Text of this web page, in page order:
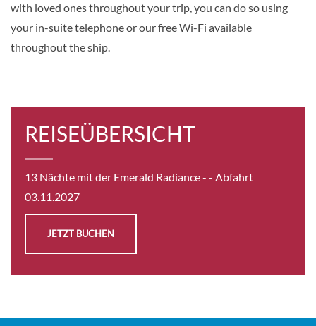
Suite
AUSWÄHLEN
ANFRAGEN
Panorama Balcony Suite-[C]
with loved ones throughout your trip, you can do so using
your in-suite telephone or our free Wi-Fi available
throughout the ship.
REISEÜBERSICHT
13 Nächte mit der Emerald Radiance - - Abfahrt
03.11.2027
JETZT BUCHEN